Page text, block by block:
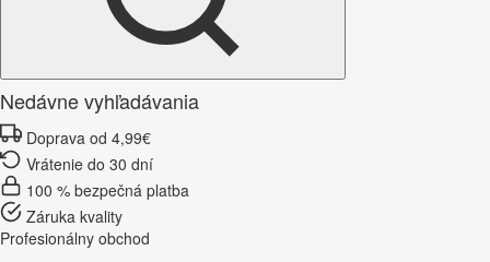
Nedávne vyhľadávania
Doprava od 4,99€
Vrátenie do 30 dní
100 % bezpečná platba
Záruka kvality
Profesionálny obchod